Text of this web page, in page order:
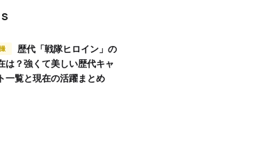
は？強くて美しい歴代キャ
一覧と現在の活躍まとめ